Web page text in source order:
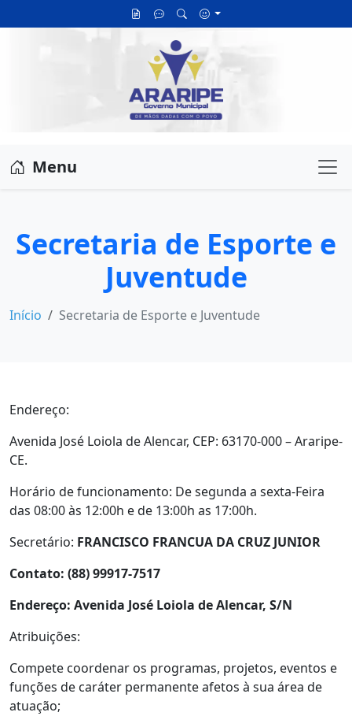
Menu
Secretaria de Esporte e
Juventude
Início Secretaria de Esporte e Juventude
Endereço:
Avenida José Loiola de Alencar, CEP: 63170-000 – Araripe-
CE.
Horário de funcionamento: De segunda a sexta-Feira
das 08:00 às 12:00h e de 13:00h as 17:00h.
Secretário: FRANCISCO FRANCUA DA CRUZ JUNIOR
Contato: (88) 99917-7517
Endereço: Avenida José Loiola de Alencar, S/N
Atribuições:
Compete coordenar os programas, projetos, eventos e
funções de caráter permanente afetos à sua área de
atuação;